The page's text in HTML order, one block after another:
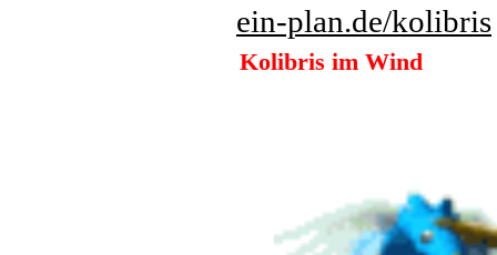
ein-plan.de/kolibris
Kolibris im Wind